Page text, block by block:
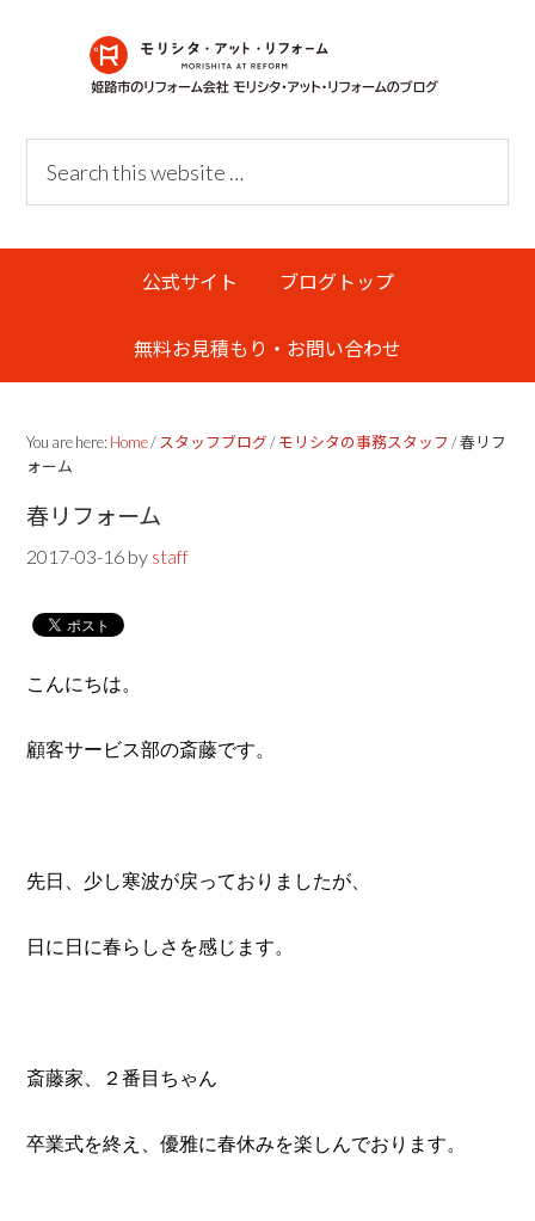
Header
Right
this
公式サイト ブログトップ
無料お見積もり・お問い合わせ
You are here: Home/ スタッフブログ /モリシタの事務スタッフ /春リフ
ォーム
春リフォーム
2017-03-16 by staff
こんにちは。
顧客サービス部の斎藤です。
先日、少し寒波が戻っておりましたが、
日に日に春らしさを感じます。
斎藤家、２番目ちゃん
卒業式を終え、優雅に春休みを楽しんでおります。